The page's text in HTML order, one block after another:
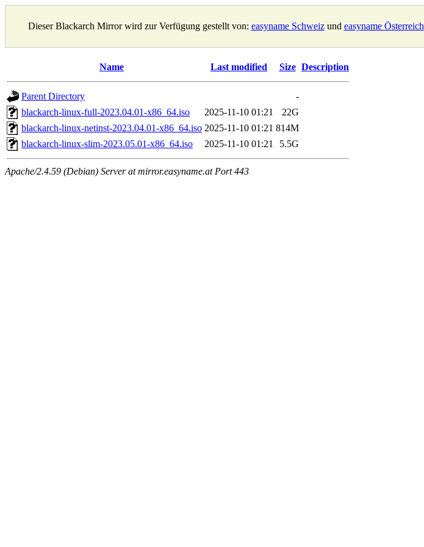
Dieser Blackarch Mirror wird zur Verfügung gestellt von: easyname Schweizund easyname Österreich
Name Last modified Size Description
Parent Directory
-
blackarch-linux-full-2023.04.01-x86_64.iso
2025-11-10 01:21
22G
blackarch-linux-netinst-2023.04.01-x86_64.iso 2025-11-10 01:21 814M
blackarch-linux-slim-2023.05.01-x86_64.iso
2025-11-10 01:21 5.5G
Apache/2.4.59 (Debian) Server at mirror.easyname.at Port 443